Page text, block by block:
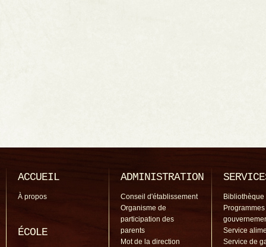
ACCUEIL
À propos
ÉCOLE
ADMINISTRATION
Conseil d'établissement
Organisme de
participation des
parents
Mot de la direction
Bibliothèque
Programmes
Service
Service de